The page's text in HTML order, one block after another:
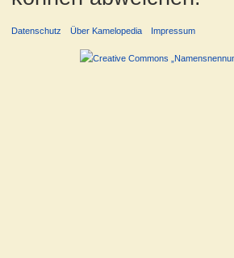
Datenschutz Über Kamelopedia Impressum